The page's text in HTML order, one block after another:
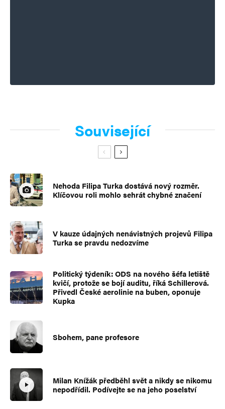
Související
Nehoda Filipa Turka dostává nový rozměr.
Klíčovou roli mohlo sehrát chybné značení
V kauze údajných nenávistných projevů Filipa
Turka se pravdu nedozvíme
Politický týdeník: ODS na nového šéfa letiště
kvičí, protože se bojí auditu, říká Schillerová.
Přivedl České aerolinie na buben, oponuje
Kupka
Sbohem, pane profesore
Milan Knížák předběhl svět a nikdy se nikomu
nepodřídil. Podívejte se na jeho poselství